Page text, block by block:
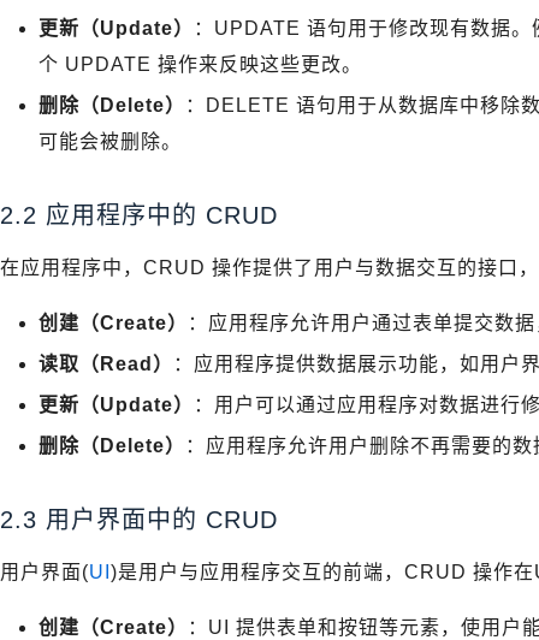
更新（Update）
：UPDATE 语句用于修改现有数据
个 UPDATE 操作来反映这些更改。
删除（Delete）
：DELETE 语句用于从数据库中移除
可能会被删除。
2.2 应用程序中的 CRUD
在应用程序中，CRUD 操作提供了用户与数据交互的接口
创建（Create）
：应用程序允许用户通过表单提交数
读取（Read）
：应用程序提供数据展示功能，如用户
更新（Update）
：用户可以通过应用程序对数据进行
删除（Delete）
：应用程序允许用户删除不再需要的
2.3 用户界面中的 CRUD
用户界面(UI )是用户与应用程序交互的前端，CRUD 操作
创建（Create）
：UI 提供表单和按钮等元素，使用户